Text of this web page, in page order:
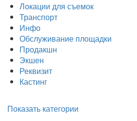
Локации для съемок
Транспорт
Инфо
Обслуживание площадки
Продакшн
Экшен
Реквизит
Кастинг
Показать категории